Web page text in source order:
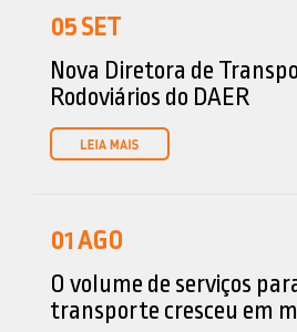
05SET
Nova Diretora de
Rodoviários do DAER
01AGO
O volume de serviços
transporte cresceu em